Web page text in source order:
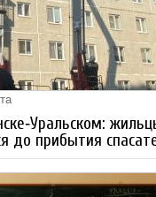
до прибытия